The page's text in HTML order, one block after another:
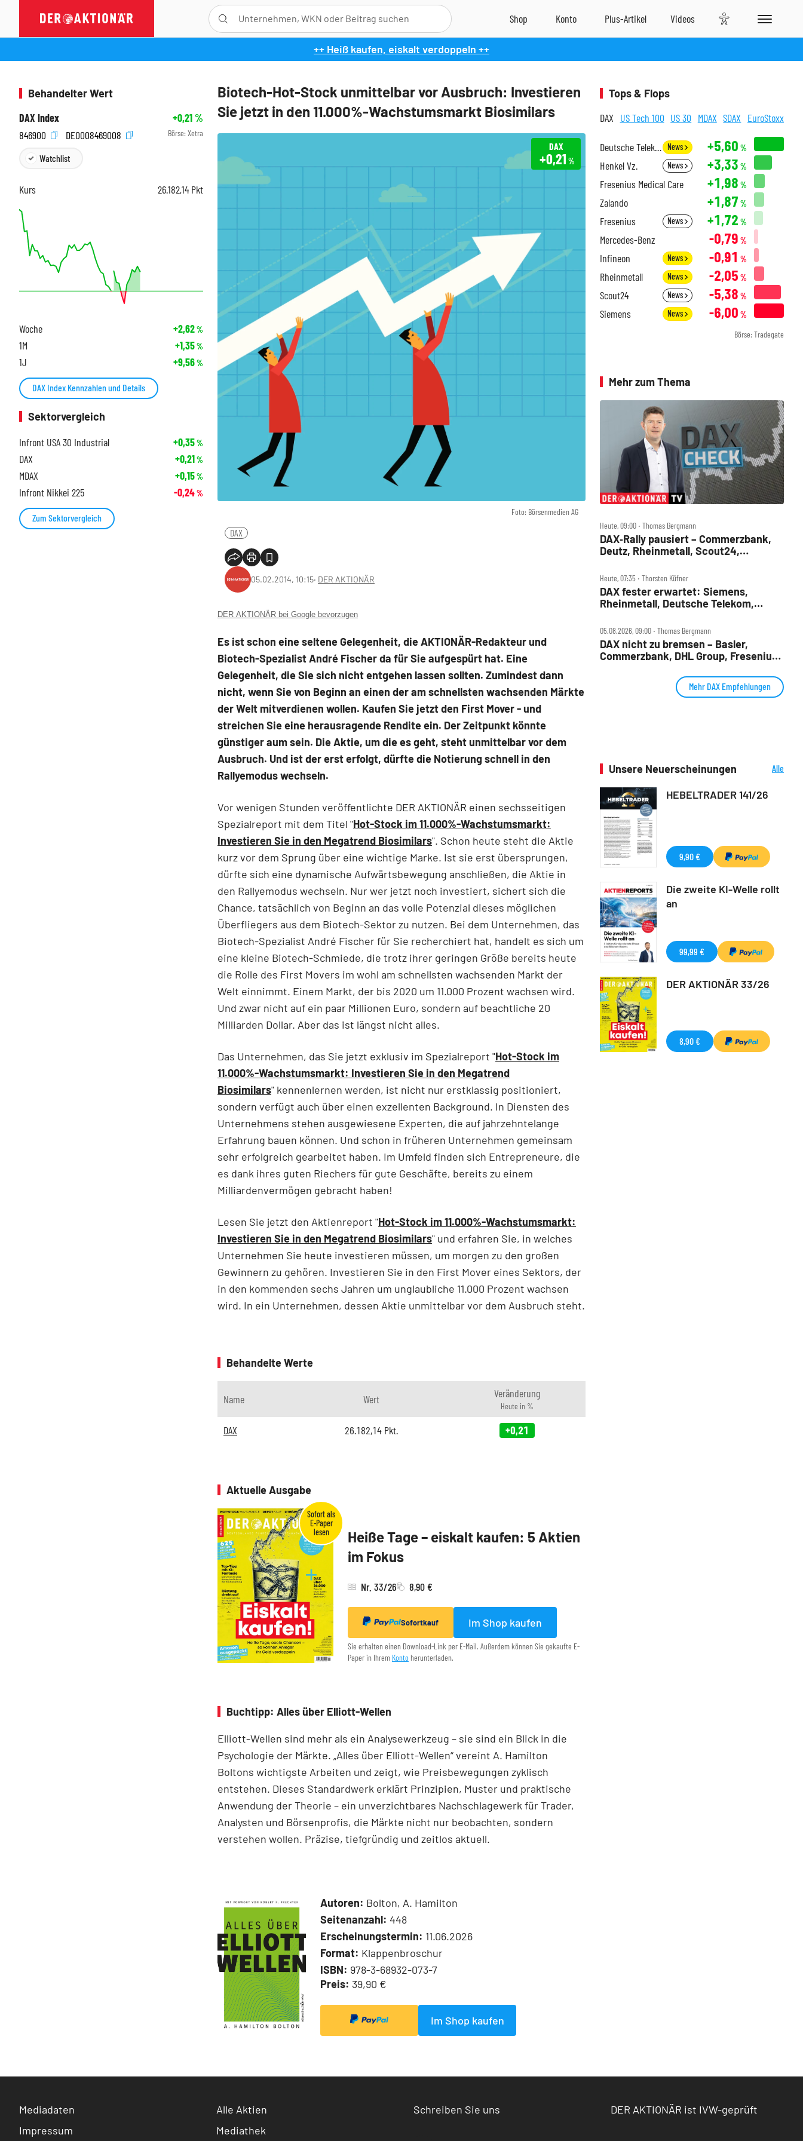
++ Heiß kaufen, eiskalt verdoppeln ++
Biotech-Hot-Stock unmittelbar vor Ausbruch: Investieren
Sie jetzt in den 11.000%-Wachstumsmarkt Biosimilars
Foto: Börsenmedien AG
DAX
+0,21 %
DAX
05.02.2014, 10:15‧ DER AKTIONÄR
DER AKTIONÄR bei Google bevorzugen
Es ist schon eine seltene Gelegenheit, die AKTIONÄR-Redakteur und
Biotech-Spezialist André Fischer da für Sie aufgespürt hat. Eine
Gelegenheit, die Sie sich nicht entgehen lassen sollten. Zumindest dann
nicht, wenn Sie von Beginn an einen der am schnellsten wachsenden Märkte
der Welt mitverdienen wollen. Kaufen Sie jetzt den First Mover - und
streichen Sie eine herausragende Rendite ein. Der Zeitpunkt könnte
günstiger aum sein. Die Aktie, um die es geht, steht unmittelbar vor dem
Ausbruch. Und ist der erst erfolgt, dürfte die Notierung schnell in den
Rallyemodus wechseln.
Vor wenigen Stunden veröffentlichte DER AKTIONÄR einen sechsseitigen
Spezialreport mit dem Titel "Hot-Stock im 11.000%-Wachstumsmarkt:
Investieren Sie in den Megatrend Biosimilars". Schon heute steht die Aktie
kurz vor dem Sprung über eine wichtige Marke. Ist sie erst übersprungen,
dürfte sich eine dynamische Aufwärtsbewegung anschließen, die Aktie in
den Rallyemodus wechseln. Nur wer jetzt noch investiert, sichert sich die
Chance, tatsächlich von Beginn an das volle Potenzial dieses möglichen
Überfliegers aus dem Biotech-Sektor zu nutzen. Bei dem Unternehmen, das
Biotech-Spezialist André Fischer für Sie recherchiert hat, handelt es sich um
eine kleine Biotech-Schmiede, die trotz ihrer geringen Größe bereits heute
die Rolle des First Movers im wohl am schnellsten wachsenden Markt der
Welt einnimmt. Einem Markt, der bis 2020 um 11.000 Prozent wachsen wird.
Und zwar nicht auf ein paar Millionen Euro, sondern auf beachtliche 20
Milliarden Dollar. Aber das ist längst nicht alles.
Das Unternehmen, das Sie jetzt exklusiv im Spezialreport "Hot-Stock im
11.000%-Wachstumsmarkt: Investieren Sie in den Megatrend
Biosimilars" kennenlernen werden, ist nicht nur erstklassig positioniert,
sondern verfügt auch über einen exzellenten Background. In Diensten des
Unternehmens stehen ausgewiesene Experten, die auf jahrzehntelange
Erfahrung bauen können. Und schon in früheren Unternehmen gemeinsam
sehr erfolgreich gearbeitet haben. Im Umfeld finden sich Entrepreneure, die
es dank ihres guten Riechers für gute Geschäfte, bereits zu einem
Milliardenvermögen gebracht haben!
Lesen Sie jetzt den Aktienreport "Hot-Stock im 11.000%-Wachstumsmarkt:
Investieren Sie in den Megatrend Biosimilars" und erfahren Sie, in welches
Unternehmen Sie heute investieren müssen, um morgen zu den großen
Gewinnern zu gehören. Investieren Sie in den First Mover eines Sektors, der
in den kommenden sechs Jahren um unglaubliche 11.000 Prozent wachsen
wird. In ein Unternehmen, dessen Aktie unmittelbar vor dem Ausbruch steht.
Behandelte Werte
Name Wert Veränderung
Heute in %
DAX 26.182,14 Pkt. +0,21
Aktuelle Ausgabe
Heiße Tage – eiskalt kaufen: 5 Aktien
im Fokus
Nr. 33/26 8,90 €
Sofortkauf Im Shop kaufen
Sie erhalten einen Download-Link per E-Mail. Außerdem können Sie gekaufte E-
Paper in Ihrem Konto herunterladen.
Buchtipp: Alles über Elliott-Wellen
Elliott-Wellen sind mehr als ein Analysewerkzeug – sie sind ein Blick in die
Psychologie der Märkte. „Alles über Elliott-Wellen“ vereint A. Hamilton
Boltons wichtigste Arbeiten und zeigt, wie Preisbewegungen zyklisch
entstehen. Dieses Standardwerk erklärt Prinzipien, Muster und praktische
Anwendung der Theorie – ein unverzichtbares Nachschlagewerk für Trader,
Analysten und Börsenprofis, die Märkte nicht nur beobachten, sondern
verstehen wollen. Präzise, tiefgründig und zeitlos aktuell.
Autoren: Bolton, A. Hamilton
Seitenanzahl: 448
Erscheinungstermin: 11.06.2026
Format: Klappenbroschur
ISBN: 978-3-68932-073-7
Preis: 39,90 €
Im Shop kaufen
Behandelter Wert
DAX Index
+0,21%
846900
DE0008469008 Börse: Xetra
Watchlist
Kurs 26.182,14 Pkt
Woche +2,62%
1M +1,35%
1J +9,56%
DAX Index Kennzahlen und Details
Sektorvergleich
Infront USA 30 Industrial
+0,35%
DAX +0,21%
MDAX +0,15%
Infront Nikkei 225 -0,24%
Zum Sektorvergleich
Tops & Flops
DAX US Tech 100 US 30 MDAX SDAX EuroStoxx
Deutsche Telekom News +5,60 %
Henkel Vz. News +3,33 %
Fresenius Medical Care +1,98 %
Zalando +1,87 %
Fresenius News +1,72 %
Mercedes-Benz -0,79 %
Infineon News -0,91 %
Rheinmetall News -2,05 %
Scout24 News -5,38 %
Siemens News -6,00 %
Börse: Tradegate
Mehr zum Thema
Heute, 09:00 ‧ Thomas Bergmann
DAX‑Rally pausiert – Commerzbank,
Deutz, Rheinmetall, Scout24,
Check
Heute, 07:35 ‧ Thorsten Küfner
DAX fester erwartet: Siemens,
Rheinmetall, Deutsche Telekom,
05.08.2026, 09:00 ‧ Thomas Bergmann
DAX nicht zu bremsen – Basler,
Commerzbank, DHL Group, Fresenius,
Mehr DAX Empfehlungen
Unsere Neuerscheinungen
Alle
HEBELTRADER 141/26
9,90 €
Die zweite KI-Welle rollt
an
99,99 €
DER AKTIONÄR 33/26
8,90 €
Mediadaten
Impressum
Alle Aktien
Mediathek
Schreiben Sie uns DER AKTIONÄR ist IVW-geprüft